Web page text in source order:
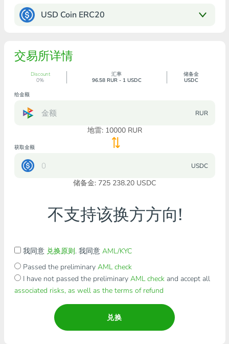
USD Coin ERC20
交易所详情
Discount
0%
汇率
96.58 RUR - 1 USDC
储备金
USDC
给金额
RUR
地雷: 10000RUR
获取金额
USDC
储备金: 725 238.20 USDC
不支持该换方方向!
我同意 兑换原则. 我同意 AML/KYC
Passed the preliminary AML check
I have not passed the preliminary AML checkand accept all
associated risks, as well as the terms of refund
兑换